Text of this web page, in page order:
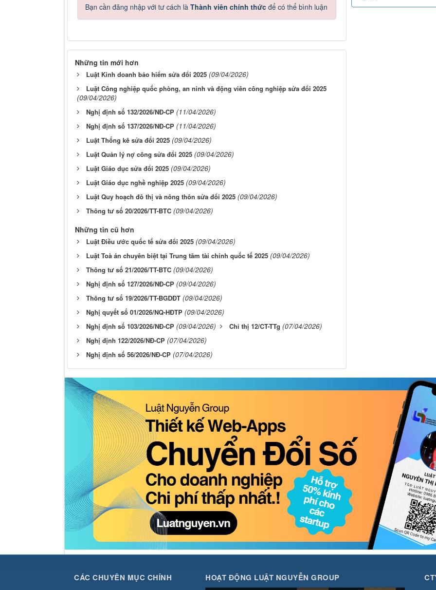
Bạn cần đăng nhập với tư cách là Thành viên chính thức để có thể bình luận
Những tin mới hơn
Luật Kinh doanh bảo hiểm sửa đổi 2025 (09/04/2026)
Luật Công nghiệp quốc phòng, an ninh và động viên công nghiệp sửa đổi 2025
(09/04/2026)
Nghị định số 132/2026/NĐ-CP (11/04/2026)
Nghị định số 137/2026/NĐ-CP (11/04/2026)
Luật Thống kê sửa đổi 2025 (09/04/2026)
Luật Quản lý nợ công sửa đổi 2025 (09/04/2026)
Luật Giáo dục sửa đổi 2025 (09/04/2026)
Luật Giáo dục nghề nghiệp 2025 (09/04/2026)
Luật Quy hoạch đô thị và nông thôn sửa đổi 2025 (09/04/2026)
Thông tư số 20/2026/TT-BTC (09/04/2026)
Những tin cũ hơn
Luật Điều ước quốc tế sửa đổi 2025 (09/04/2026)
Luật Toà án chuyên biệt tại Trung tâm tài chính quốc tế 2025 (09/04/2026)
Thông tư số 21/2026/TT-BTC (09/04/2026)
Nghị định số 127/2026/NĐ-CP (09/04/2026)
Thông tư số 19/2026/TT-BGDĐT (09/04/2026)
Nghị quyết số 01/2026/NQ-HĐTP (09/04/2026)
Nghị định số 103/2026/NĐ-CP (09/04/2026) Chỉ thị 12/CT-TTg (07/04/2026)
Nghị định 122/2026/NĐ-CP (07/04/2026)
Nghị định số 56/2026/NĐ-CP (07/04/2026)
CÁC CHUYÊN MỤC CHÍNH HOẠT ĐỘNG LUẬT NGUYỄN GROUP